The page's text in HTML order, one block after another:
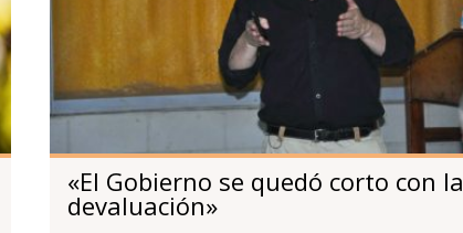
«El Gobierno se quedó corto con la
devaluación»